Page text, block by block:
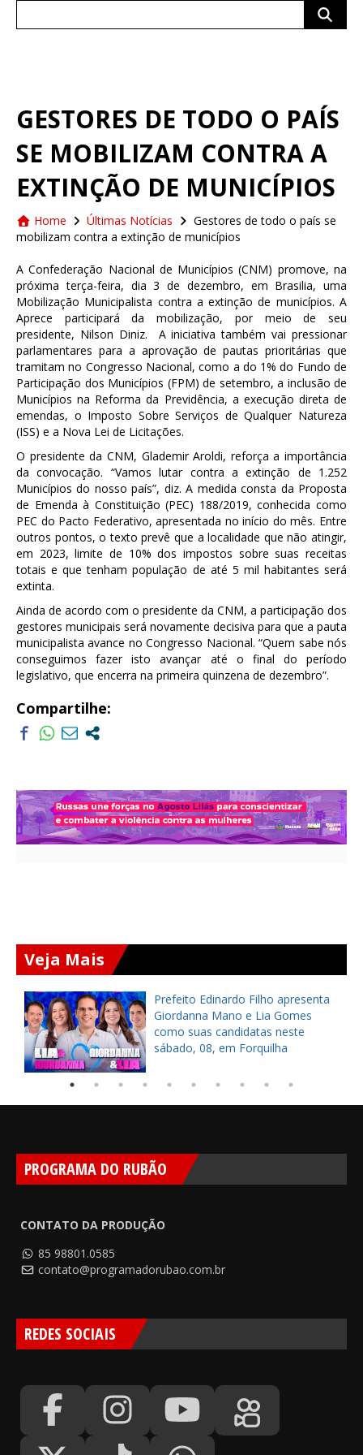
GESTORES DE TODO O PAÍS
SE MOBILIZAM CONTRA A
EXTINÇÃO DE MUNICÍPIOS
Home Últimas Notícias
Gestores de todo o país se
mobilizam contra a extinção de municípios
A Confederação Nacional de Municípios (CNM) promove, na
próxima terça-feira, dia 3 de dezembro, em Brasilia, uma
Mobilização Municipalista contra a extinção de municípios. A
Aprece participará da mobilização, por meio de seu
presidente, Nilson Diniz. A iniciativa também vai pressionar
parlamentares para a aprovação de pautas prioritárias que
tramitam no Congresso Nacional, como a do 1% do Fundo de
Participação dos Municípios (FPM) de setembro, a inclusão de
Municípios na Reforma da Previdência, a execução direta de
emendas, o Imposto Sobre Serviços de Qualquer Natureza
(ISS) e a Nova Lei de Licitações.
O presidente da CNM, Glademir Aroldi, reforça a importância
da convocação. “Vamos lutar contra a extinção de 1.252
Municípios do nosso país”, diz. A medida consta da Proposta
de Emenda à Constituição (PEC) 188/2019, conhecida como
PEC do Pacto Federativo, apresentada no início do mês. Entre
outros pontos, o texto prevê que a localidade que não atingir,
em 2023, limite de 10% dos impostos sobre suas receitas
totais e que tenham população de até 5 mil habitantes será
extinta.
Ainda de acordo com o presidente da CNM, a participação dos
gestores municipais será novamente decisiva para que a pauta
municipalista avance no Congresso Nacional. “Quem sabe nós
conseguimos fazer isto avançar até o final do período
legislativo, que encerra na primeira quinzena de dezembro”.
Compartilhe:
Veja Mais
Prefeito Edinardo Filho apresenta
Giordanna Mano e Lia Gomes
como suas candidatas neste
sábado, 08, em Forquilha
PROGRAMA DO RUBÃO
CONTATO DA PRODUÇÃO
85 98801.0585
contato@programadorubao.com.br
REDES SOCIAIS